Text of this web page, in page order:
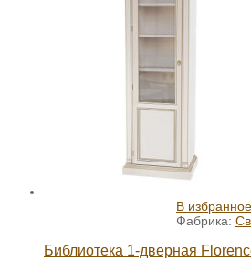
В избранное
Фабрика:
Библиотека 1-дверная